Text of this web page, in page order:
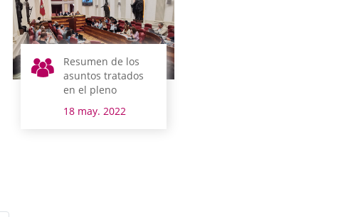
Resumen de los
asuntos tratados
en el pleno
18 may. 2022